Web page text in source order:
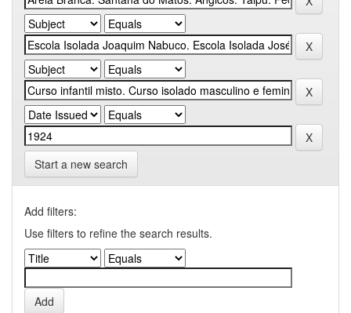
Start a new search
Add filters:
Use filters to refine the search results.